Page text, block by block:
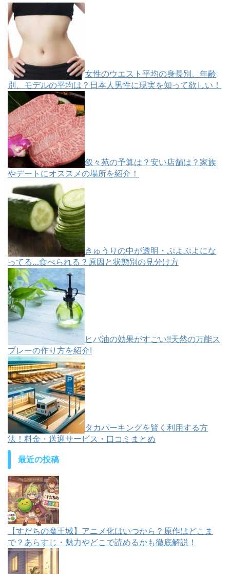
女性のウエスト平均の身長別、年齢
別、モデルの平均は？日本人男性に現実を知って欲しい！
叙々苑の予算は？安い店舗は？家族
やデートにオススメの場所を紹介！
きゅうりの中が透明・ぷよぷよにな
ってる…食べられる？原因と状態別の見分け方
ヒバ油の効果がすごい!!天然の万能ス
プレーの作り方を紹介!
タカパーキングを賢く利用する方
法！料金・送迎サービス・口コミまとめ
最近の投稿
【すだちの魔王城】アニメ化はいつから？原作はどこま
で？あらすじ・魅力やどこで読めるかも徹底解説！